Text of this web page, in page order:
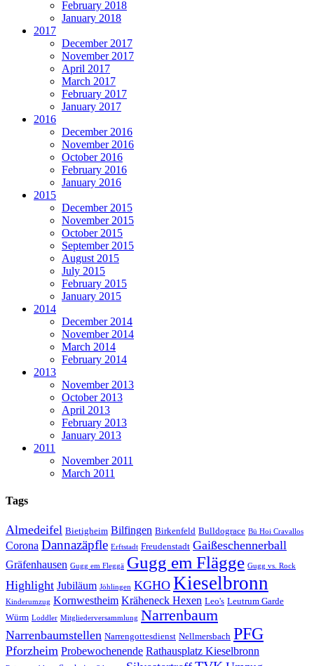
February 2018
January 2018
2017
December 2017
November 2017
April 2017
March 2017
February 2017
January 2017
2016
December 2016
November 2016
October 2016
February 2016
January 2016
2015
December 2015
November 2015
October 2015
September 2015
August 2015
July 2015
February 2015
January 2015
2014
December 2014
November 2014
March 2014
February 2014
2013
November 2013
October 2013
April 2013
February 2013
January 2013
2011
November 2011
March 2011
Tags
Almedeifel Bietigheim Bilfingen Birkenfeld Bulldograce Bü Hoi Cravallos
Corona Dannazäpfle Erftstadt Freudenstadt Gaißeschennerball
Gräfenhausen Gugg em Fleggä Gugg em Flägge Gugg vs. Rock
Highlight Jubiläum Jöhlingen KGHO Kieselbronn
Kinderumzug Kornwestheim Kräheneck Hexen Leo's Leutrum Garde
Würm Loddler Mitgliederversammlung Narrenbaum
Narrenbaumstellen Narrengottesdienst Nellmersbach PFG
Pforzheim Probewochenende Rathausplatz Kieselbronn